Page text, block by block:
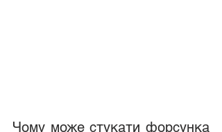
Чому може стукати форсунка